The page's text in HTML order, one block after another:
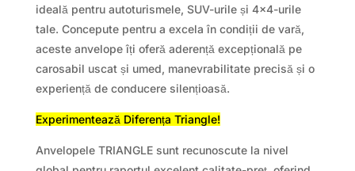
ideală pentru autoturismele, SUV-urile și 4×4-urile
tale. Concepute pentru a excela în condiții de vară,
aceste anvelope îți oferă aderență excepțională pe
carosabil uscat și umed, manevrabilitate precisă și o
experiență de conducere silențioasă.
Experimentează Diferența Triangle!
Anvelopele TRIANGLE sunt recunoscute la nivel